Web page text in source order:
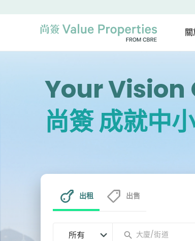
Your Vision
尚簽 成就中
出租 出售
所有